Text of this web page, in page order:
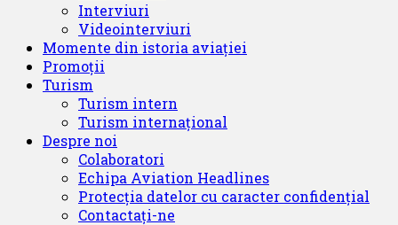
Interviuri
Videointerviuri
Momente din istoria aviației
Promoții
Turism
Turism intern
Turism internațional
Despre noi
Colaboratori
Echipa Aviation Headlines
Protecția datelor cu caracter confidențial
Contactați-ne